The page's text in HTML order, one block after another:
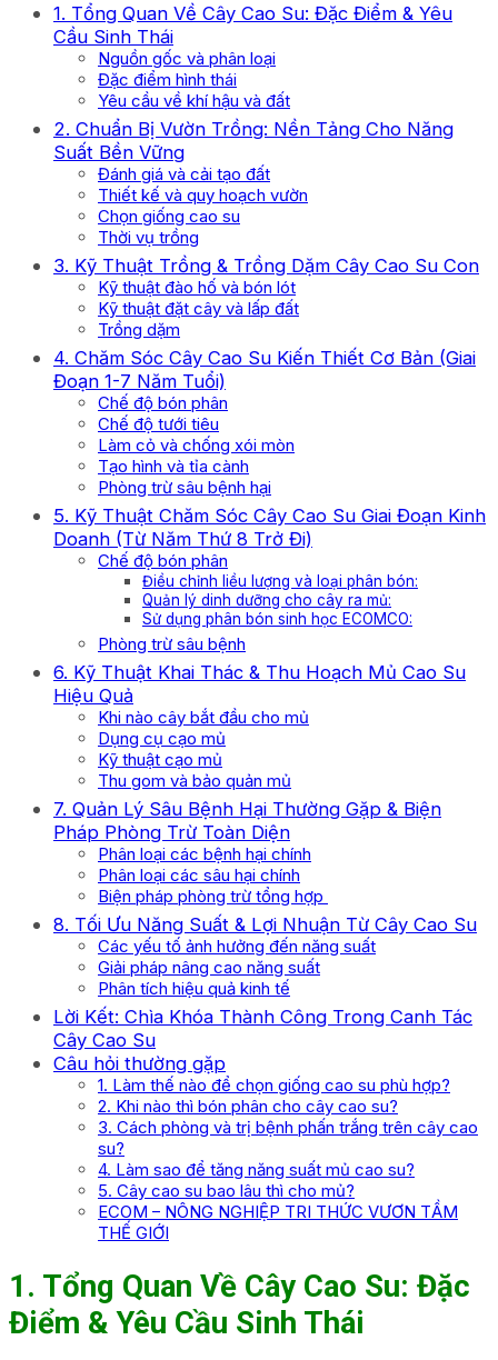
1. Tổng Quan Về Cây Cao Su: Đặc Điểm & Yêu
Cầu Sinh Thái
Nguồn gốc và phân loại
Đặc điểm hình thái
Yêu cầu về khí hậu và đất
2. Chuẩn Bị Vườn Trồng: Nền Tảng Cho Năng
Suất Bền Vững
Đánh giá và cải tạo đất
Thiết kế và quy hoạch vườn
Chọn giống cao su
Thời vụ trồng
3. Kỹ Thuật Trồng & Trồng Dặm Cây Cao Su Con
Kỹ thuật đào hố và bón lót
Kỹ thuật đặt cây và lấp đất
Trồng dặm
4. Chăm Sóc Cây Cao Su Kiến Thiết Cơ Bản (Giai
Đoạn 1-7 Năm Tuổi)
Chế độ bón phân
Chế độ tưới tiêu
Làm cỏ và chống xói mòn
Tạo hình và tỉa cành
Phòng trừ sâu bệnh hại
5. Kỹ Thuật Chăm Sóc Cây Cao Su Giai Đoạn Kinh
Doanh (Từ Năm Thứ 8 Trở Đi)
Chế độ bón phân
Điều chỉnh liều lượng và loại phân bón:
Quản lý dinh dưỡng cho cây ra mủ:
Sử dụng phân bón sinh học ECOMCO:
Phòng trừ sâu bệnh
6. Kỹ Thuật Khai Thác & Thu Hoạch Mủ Cao Su
Hiệu Quả
Khi nào cây bắt đầu cho mủ
Dụng cụ cạo mủ
Kỹ thuật cạo mủ
Thu gom và bảo quản mủ
7. Quản Lý Sâu Bệnh Hại Thường Gặp & Biện
Pháp Phòng Trừ Toàn Diện
Phân loại các bệnh hại chính
Phân loại các sâu hại chính
Biện pháp phòng trừ tổng hợp
8. Tối Ưu Năng Suất & Lợi Nhuận Từ Cây Cao Su
Các yếu tố ảnh hưởng đến năng suất
Giải pháp nâng cao năng suất
Phân tích hiệu quả kinh tế
Lời Kết: Chìa Khóa Thành Công Trong Canh Tác
Cây Cao Su
Câu hỏi thường gặp
1. Làm thế nào để chọn giống cao su phù hợp?
2. Khi nào thì bón phân cho cây cao su?
3. Cách phòng và trị bệnh phấn trắng trên cây cao
su?
4. Làm sao để tăng năng suất mủ cao su?
5. Cây cao su bao lâu thì cho mủ?
ECOM – NÔNG NGHIỆP TRI THỨC VƯƠN TẦM
THẾ GIỚI
1. Tổng Quan Về Cây Cao Su: Đặc
Điểm & Yêu Cầu Sinh Thái